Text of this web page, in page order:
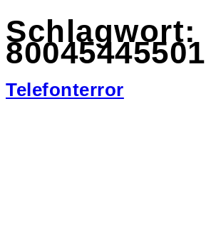
Schlagwort:
80045445501
Telefonterror